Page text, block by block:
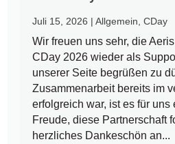
Juli 15, 2026 |Allgemein ,CDay
Wir freuen uns sehr, die
CDay 2026 wieder als
unserer Seite begrüßen zu
Zusammenarbeit bereits im
erfolgreich war, ist es für uns
Freude, diese Partnerschaft
herzliches Dankeschön an...